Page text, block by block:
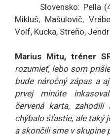
Slovensko: Pella
Mikluš, Mašulovič,
Volf, Kucka, Streňo,
Marius Mitu, tréner
rozumieť, lebo som
bude náročný zápas a
prvej minúte
červená karta, zahodili
chýbalo šťastie, ale taký
a skončili sme v skupine